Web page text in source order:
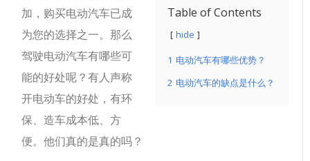
Table of Contents
hide
1 电动汽车有哪些优势？
2 电动汽车的缺点是什么？
加，购买电动汽车已成
为您的选择之一。那么
驾驶电动汽车有哪些可
能的好处呢？有人声称
开电动车的好处，有环
保、造车成本低、方
便。他们真的是真的吗？